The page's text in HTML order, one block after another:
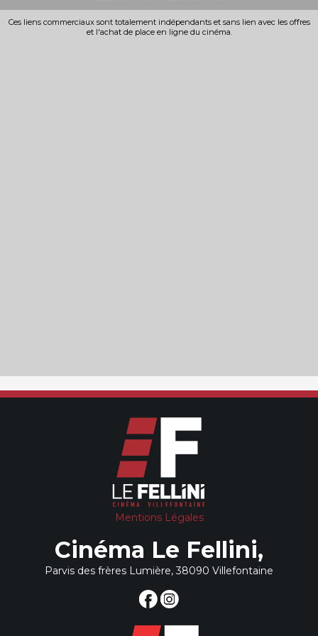
Ces liens commerciaux sont totalement indépendants et sans lien avec les offres
et l'achat de place en ligne du cinéma.
Mentions Légales
Cinéma Le Fellini,
Parvis des frères Lumière, 38090 Villefontaine